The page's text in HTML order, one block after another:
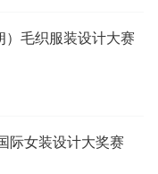
毛织服装设计大赛
际女装设计大奖赛